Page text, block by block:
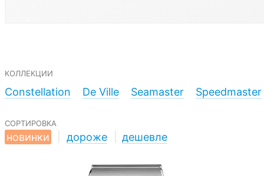
коллекции
Constellation
De Ville Seamaster Speedmaster
сортировка
новинки
дороже дешевле